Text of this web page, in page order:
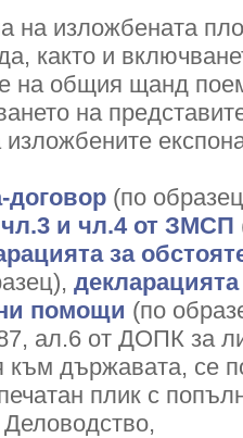
изложбената
както и
на общия щанд
на
изложбените
договор (по
чл.3 и чл.4 от ЗМСП
за
помощи (по
ал.6 от ДОПК за
към държавата, се
плик с